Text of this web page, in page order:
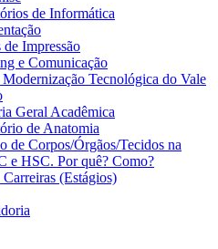
de Informática
de Impressão
e Comunicação
Tecnológica do Vale
Geral Acadêmica
de Anatomia
de Corpos/Órgãos/Tecidos na
e HSC. Por quê? Como?
(Estágios)